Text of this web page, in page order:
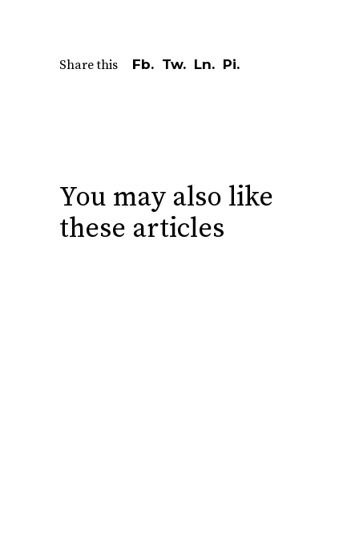
Share this Fb. Tw. Ln. Pi.
You may also like
these articles